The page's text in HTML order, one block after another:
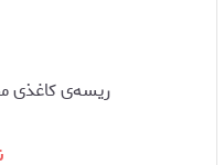
ریسه‌ی کاغذی